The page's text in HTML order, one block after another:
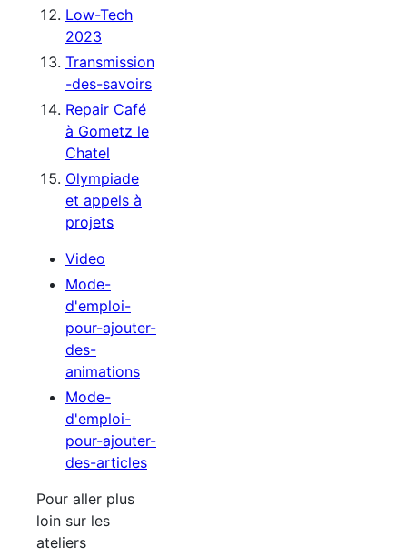
Low-Tech
2023
Transmission
-des-savoirs
Repair Café
à Gometz le
Chatel
Olympiade
et appels à
projets
Video
Mode-
d'emploi-
pour-ajouter-
des-
animations
Mode-
d'emploi-
pour-ajouter-
des-articles
Pour aller plus
loin sur les
ateliers